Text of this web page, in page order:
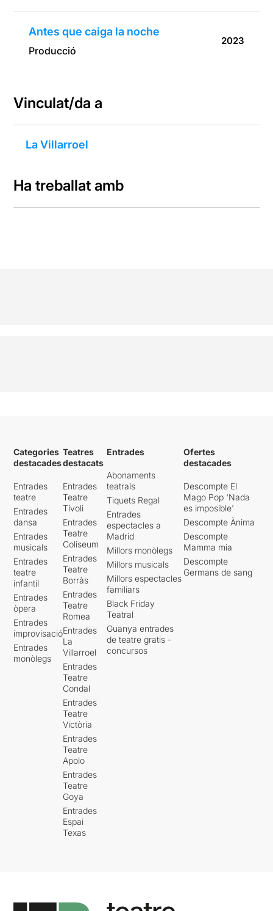
Antes que caiga la noche
Producció
2023
Vinculat/da a
La Villarroel
Ha treballat amb
Categories
destacades
Entrades
teatre
Entrades
dansa
Entrades
musicals
Entrades
teatre
infantil
Entrades
òpera
Entrades
improvisació
Entrades
monòlegs
Teatres
destacats
Entrades
Teatre
Tívoli
Entrades
Teatre
Coliseum
Entrades
Teatre
Borràs
Entrades
Teatre
Romea
Entrades
La
Villarroel
Entrades
Teatre
Condal
Entrades
Teatre
Victòria
Entrades
Teatre
Apolo
Entrades
Teatre
Goya
Entrades
Espai
Texas
Entrades
Abonaments
teatrals
Tiquets Regal
Entrades
espectacles a
Madrid
Millors monòlegs
Millors musicals
Millors espectacles
familiars
Black Friday
Teatral
Guanya entrades
de teatre gratis -
concursos
Ofertes
destacades
Descompte El
Mago Pop 'Nada
es imposible'
Descompte Ànima
Descompte
Mamma mia
Descompte
Germans de sang